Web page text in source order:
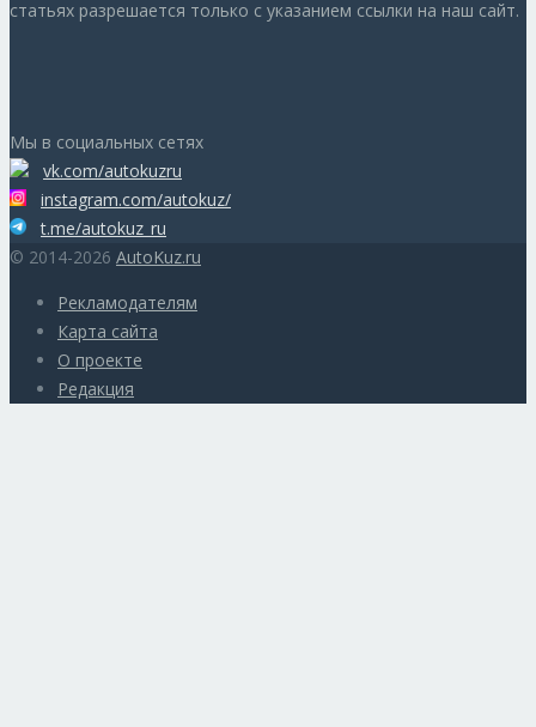
статьях разрешается только с указанием ссылки на наш сайт.
Мы в социальных сетях
vk.com/autokuzru
instagram.com/autokuz/
t.me/autokuz_ru
© 2014-2026 AutoKuz.ru
Рекламодателям
Карта сайта
О проекте
Редакция